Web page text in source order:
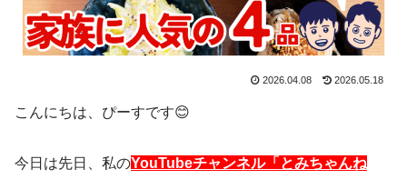
2026.04.08 2026.05.18
こんにちは、ぴーすです😊
今日は先日、私のYouTubeチャンネル「とみちゃんね